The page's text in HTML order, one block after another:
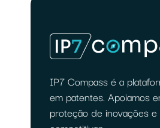
IP7 Compass é a
em patentes. Apoiamos
proteção de inovações